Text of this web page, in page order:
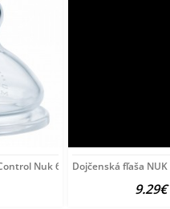
Nuk 6+ m 2 ks transparentná
Dojčenská fľaša
9.29€